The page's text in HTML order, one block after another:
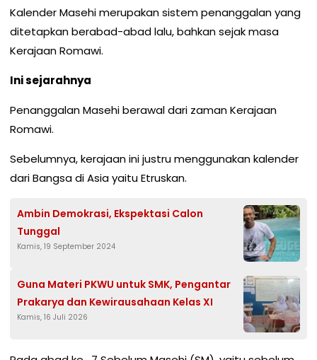
Kalender Masehi merupakan sistem penanggalan yang
ditetapkan berabad-abad lalu, bahkan sejak masa
Kerajaan Romawi.
Ini sejarahnya
Penanggalan Masehi berawal dari zaman Kerajaan
Romawi.
Sebelumnya, kerajaan ini justru menggunakan kalender
dari Bangsa di Asia yaitu Etruskan.
Ambin Demokrasi, Ekspektasi Calon
Tunggal
Kamis, 19 September 2024
Guna Materi PKWU untuk SMK, Pengantar
Prakarya dan Kewirausahaan Kelas XI
Kamis, 16 Juli 2026